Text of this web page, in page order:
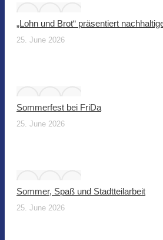
„Lohn und Brot“ präsentiert
25. June 2026
Sommerfest bei FriDa
25. June 2026
Sommer, Spaß und Stadtteilarbeit
25. June 2026